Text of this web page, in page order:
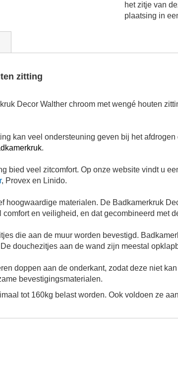
het zitje van
plaatsing in
zitting
Decor Walther chroom met wengé houten
kan veel ondersteuning geven bij het
.
bied veel zitcomfort. Op onze website vindt u
, Provex en Linido.
materialen. De Badkamerkruk
en veiligheid, en dat gecombineerd met
die aan de muur worden bevestigd.
douchezitjes aan de wand zijn meestal
doppen aan de onderkant, zodat deze niet
bevestigingsmaterialen.
tot 160kg belast worden. Ook voldoen ze